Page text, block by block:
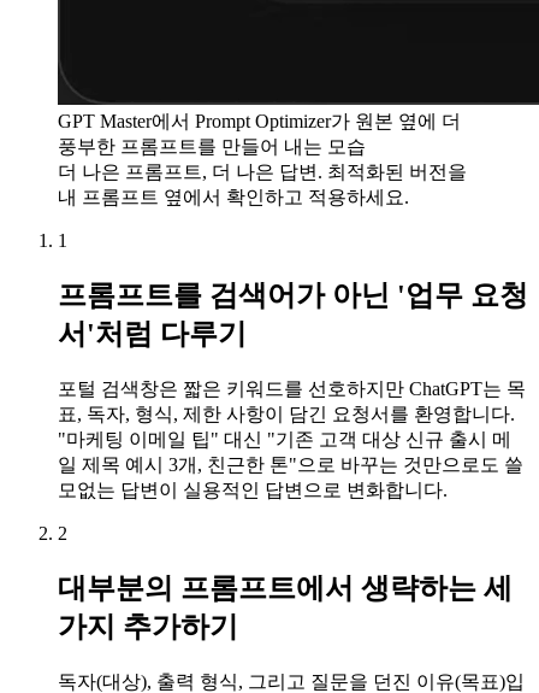
GPT Master에서 Prompt Optimizer가 원본 옆에 더
풍부한 프롬프트를 만들어 내는 모습
더 나은 프롬프트, 더 나은 답변. 최적화된 버전을
내 프롬프트 옆에서 확인하고 적용하세요.
1
프롬프트를 검색어가 아닌 '업무 요청
서'처럼 다루기
포털 검색창은 짧은 키워드를 선호하지만 ChatGPT는 목
표, 독자, 형식, 제한 사항이 담긴 요청서를 환영합니다.
"마케팅 이메일 팁" 대신 "기존 고객 대상 신규 출시 메
일 제목 예시 3개, 친근한 톤"으로 바꾸는 것만으로도 쓸
모없는 답변이 실용적인 답변으로 변화합니다.
2
대부분의 프롬프트에서 생략하는 세
가지 추가하기
독자(대상), 출력 형식, 그리고 질문을 던진 이유(목표)입